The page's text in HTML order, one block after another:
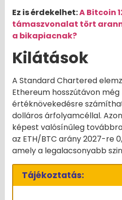
Ez is érdekelhet:A Bitcoin
támaszvonalat tört
a bikapiacnak?
Kilátások
A Standard Chartered
Ethereum hosszútávon még
értéknövekedésre
dolláros árfolyamcéllal.
képest valósínűleg
az ETH/BTC arány 2027-re
amely a legalacsonyabb
Tájékoztatás: